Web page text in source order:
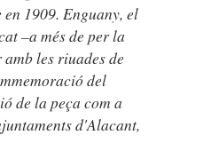
1909. Enguany, el
–a més de per la
les riuades de
del
de la peça com a
d'Alacant,